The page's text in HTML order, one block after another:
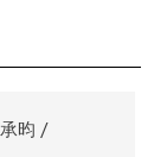
昀 /